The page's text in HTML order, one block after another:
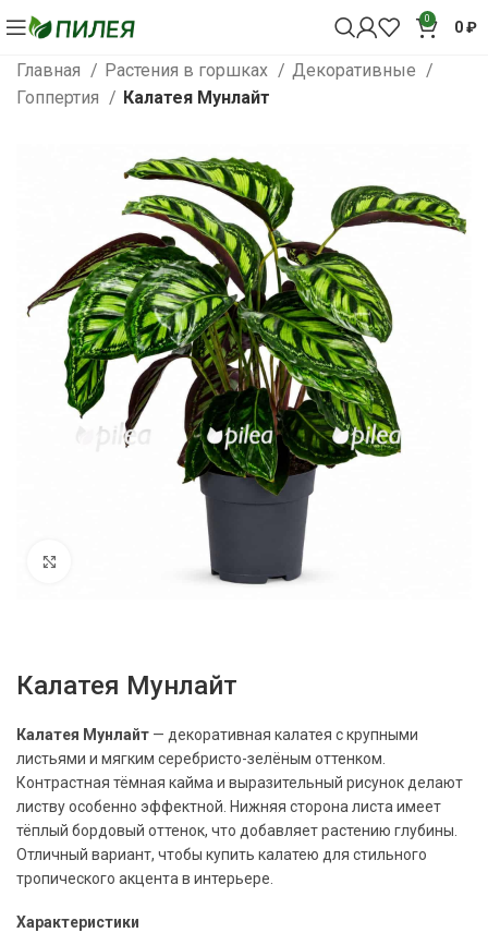
0 0₽
Главная Растения в горшках
Декоративные
Гоппертия
Калатея Мунлайт
Нажмите, чтобы увеличить
Калатея Мунлайт
Калатея Мунлайт — декоративная калатея с крупными
листьями и мягким серебристо-зелёным оттенком.
Контрастная тёмная кайма и выразительный рисунок делают
листву особенно эффектной. Нижняя сторона листа имеет
тёплый бордовый оттенок, что добавляет растению глубины.
Отличный вариант, чтобы купить калатею для стильного
тропического акцента в интерьере.
Характеристики